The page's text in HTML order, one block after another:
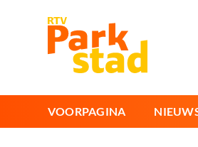
VOORPAGINA